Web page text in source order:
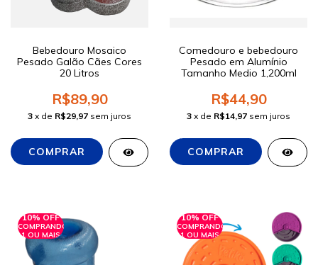
Bebedouro Mosaico
Pesado Galão Cães Cores
20 Litros
R$89,90
3 x de R$29,97 sem juros
Comedouro e bebedouro
Pesado em Alumínio
Tamanho Medio 1,200ml
R$44,90
3 x de R$14,97 sem juros
10% OFF
COMPRANDO
1 OU MAIS
10% OFF
COMPRANDO
1 OU MAIS